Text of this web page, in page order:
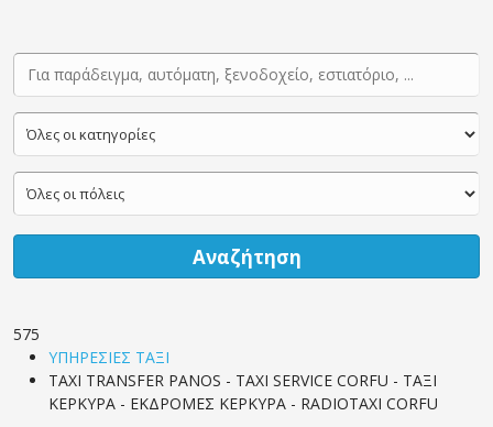
Αναζήτηση
575
ΥΠΗΡΕΣΙΕΣ ΤΑΞΙ
TAXI TRANSFER PANOS - TAXI SERVICE CORFU - ΤΑΞΙ
ΚΕΡΚΥΡΑ - ΕΚΔΡΟΜΕΣ ΚΕΡΚΥΡΑ - RADIOTAXI CORFU